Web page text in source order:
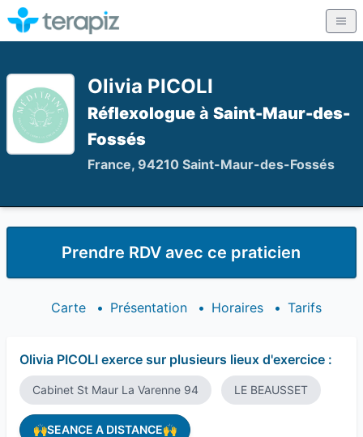
Olivia PICOLI
Réflexologueà Saint-Maur-des-
Fossés
France, 94210 Saint-Maur-des-Fossés
Prendre RDV avec ce praticien
Carte • Présentation • Horaires • Tarifs
Olivia PICOLI exerce sur plusieurs lieux d'exercice :
Cabinet St Maur La Varenne 94 LE BEAUSSET
🙌SEANCE A DISTANCE🙌